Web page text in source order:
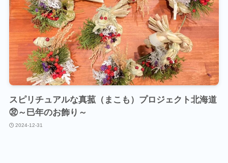
スピリチュアルな真菰（まこも）プロジェクト北海道
㉜～巳年のお飾り～
2024-12-31